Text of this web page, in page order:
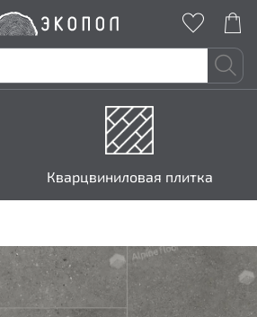
Кварцвиниловая плитка